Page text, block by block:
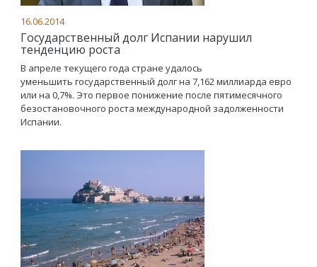
16.06.2014
Государственный долг Испании нарушил
тенденцию роста
В апреле текущего года стране удалось
уменьшить государственный долг на 7,162 миллиарда евро
или на 0,7%. Это первое понижение после пятимесячного
безостановочного роста международной задолженности
Испании.